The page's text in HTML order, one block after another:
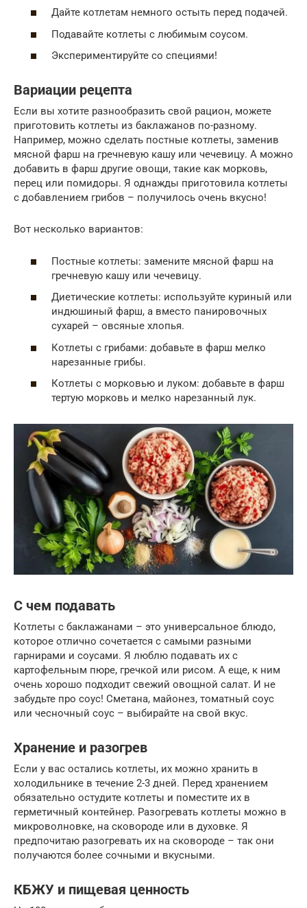
Дайте котлетам немного остыть перед подачей.
Подавайте котлеты с любимым соусом.
Экспериментируйте со специями!
Вариации рецепта
Если вы хотите разнообразить свой рацион, можете
приготовить котлеты из баклажанов по-разному.
Например, можно сделать постные котлеты, заменив
мясной фарш на гречневую кашу или чечевицу. А можно
добавить в фарш другие овощи, такие как морковь,
перец или помидоры. Я однажды приготовила котлеты
с добавлением грибов – получилось очень вкусно!
Вот несколько вариантов:
Постные котлеты: замените мясной фарш на
гречневую кашу или чечевицу.
Диетические котлеты: используйте куриный или
индюшиный фарш, а вместо панировочных
сухарей – овсяные хлопья.
Котлеты с грибами: добавьте в фарш мелко
нарезанные грибы.
Котлеты с морковью и луком: добавьте в фарш
тертую морковь и мелко нарезанный лук.
С чем подавать
Котлеты с баклажанами – это универсальное блюдо,
которое отлично сочетается с самыми разными
гарнирами и соусами. Я люблю подавать их с
картофельным пюре, гречкой или рисом. А еще, к ним
очень хорошо подходит свежий овощной салат. И не
забудьте про соус! Сметана, майонез, томатный соус
или чесночный соус – выбирайте на свой вкус.
Хранение и разогрев
Если у вас остались котлеты, их можно хранить в
холодильнике в течение 2-3 дней. Перед хранением
обязательно остудите котлеты и поместите их в
герметичный контейнер. Разогревать котлеты можно в
микроволновке, на сковороде или в духовке. Я
предпочитаю разогревать их на сковороде – так они
получаются более сочными и вкусными.
КБЖУ и пищевая ценность